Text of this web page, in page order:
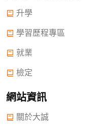
升學
學習歷程專區
就業
檢定
網站資訊
關於大誠